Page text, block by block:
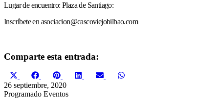
Lugar de encuentro: Plaza de Santiago:
Inscríbete en asociacion@cascoviejobilbao.com
Comparte esta entrada:
Compartir
en
(Twitter)
Compartir
en
FacebookCompartir
en
Pinterest Compartir
LinkedInCompartir
Email
26 septiembre, 2020
Programado Eventos